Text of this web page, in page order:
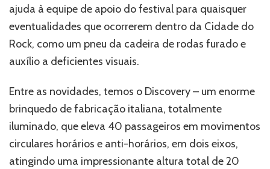
ajuda à equipe de apoio do festival para quaisquer
eventualidades que ocorrerem dentro da Cidade do
Rock, como um pneu da cadeira de rodas furado e
auxílio a deficientes visuais.
Entre as novidades, temos o Discovery – um enorme
brinquedo de fabricação italiana, totalmente
iluminado, que eleva 40 passageiros em movimentos
circulares horários e anti-horários, em dois eixos,
atingindo uma impressionante altura total de 20